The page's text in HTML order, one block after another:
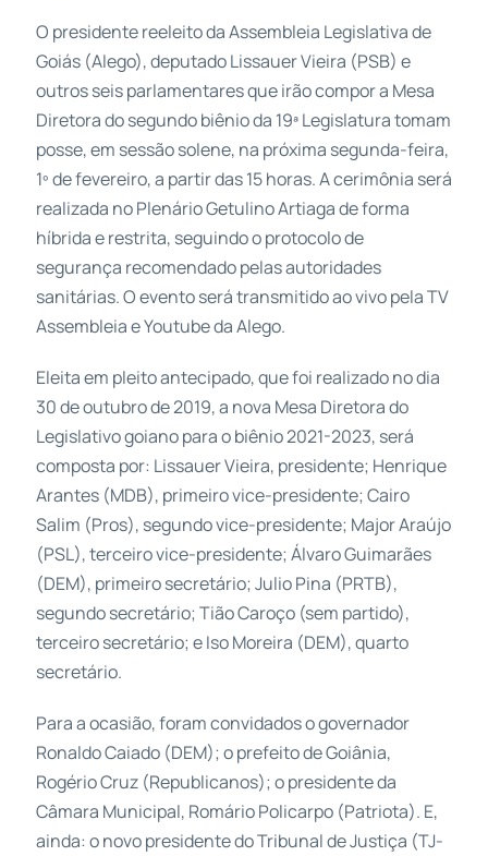
O presidente reeleito da Assembleia Legislativa de
Goiás (Alego), deputado Lissauer Vieira (PSB) e
outros seis parlamentares que irão compor a Mesa
Diretora do segundo biênio da 19ª Legislatura tomam
posse, em sessão solene, na próxima segunda-feira,
1º de fevereiro, a partir das 15 horas. A cerimônia será
realizada no Plenário Getulino Artiaga de forma
híbrida e restrita, seguindo o protocolo de
segurança recomendado pelas autoridades
sanitárias. O evento será transmitido ao vivo pela TV
Assembleia e Youtube da Alego.
Eleita em pleito antecipado, que foi realizado no dia
30 de outubro de 2019, a nova Mesa Diretora do
Legislativo goiano para o biênio 2021-2023, será
composta por: Lissauer Vieira, presidente; Henrique
Arantes (MDB), primeiro vice-presidente; Cairo
Salim (Pros), segundo vice-presidente; Major Araújo
(PSL), terceiro vice-presidente; Álvaro Guimarães
(DEM), primeiro secretário; Julio Pina (PRTB),
segundo secretário; Tião Caroço (sem partido),
terceiro secretário; e Iso Moreira (DEM), quarto
secretário.
Para a ocasião, foram convidados o governador
Ronaldo Caiado (DEM); o prefeito de Goiânia,
Rogério Cruz (Republicanos); o presidente da
Câmara Municipal, Romário Policarpo (Patriota). E,
ainda: o novo presidente do Tribunal de Justiça (TJ-